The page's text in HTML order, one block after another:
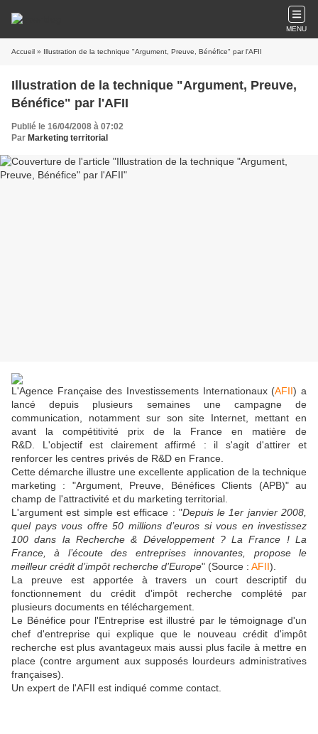
MENU
Accueil » Illustration de la technique "Argument, Preuve, Bénéfice" par l'AFII
Illustration de la technique "Argument, Preuve,
Bénéfice" par l'AFII
Publié le 16/04/2008 à 07:02
Par Marketing territorial
L'Agence Française des Investissements Internationaux (AFII) a
lancé depuis plusieurs semaines une campagne de
communication, notamment sur son site Internet, mettant en
avant la compétitivité prix de la France en matière de
R&D. L'objectif est clairement affirmé : il s'agit d'attirer et
renforcer les centres privés de R&D en France.
Cette démarche illustre une excellente application de la technique
marketing : "Argument, Preuve, Bénéfices Clients (APB)" au
champ de l'attractivité et du marketing territorial.
L'argument est simple est efficace : "Depuis le 1er janvier 2008,
quel pays vous offre 50 millions d’euros si vous en investissez
100 dans la Recherche & Développement ? La France ! La
France, à l’écoute des entreprises innovantes, propose le
meilleur crédit d’impôt recherche d’Europe" (Source : AFII).
La preuve est apportée à travers un court descriptif du
fonctionnement du crédit d'impôt recherche complété par
plusieurs documents en téléchargement.
Le Bénéfice pour l'Entreprise est illustré par le témoignage d'un
chef d'entreprise qui explique que le nouveau crédit d'impôt
recherche est plus avantageux mais aussi plus facile à mettre en
place (contre argument aux supposés lourdeurs administratives
françaises).
Un expert de l'AFII est indiqué comme contact.